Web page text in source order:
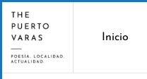
Inicio